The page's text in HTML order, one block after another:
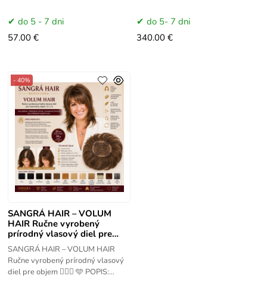
ľahký a realistický doplnok
do 5 - 7 dni
57.00 €
tepelne odolného
do 5- 7 dni
340.00 €
SANGRÁ HAIR – VOLUM
HAIR Ručne vyrobený
prírodný vlasový diel pre
objem
SANGRÁ HAIR – VOLUM HAIR
Ručne vyrobený prírodný vlasový
diel pre objem 💇‍♀️✨ 🩵 POPIS:
- 40%